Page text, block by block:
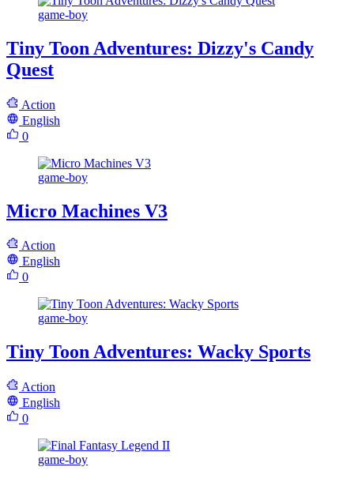
game-boy
Tiny Toon Adventures: Dizzy's Candy
Quest
Action
English
0
game-boy
Micro Machines V3
Action
English
0
game-boy
Tiny Toon Adventures: Wacky Sports
Action
English
0
game-boy